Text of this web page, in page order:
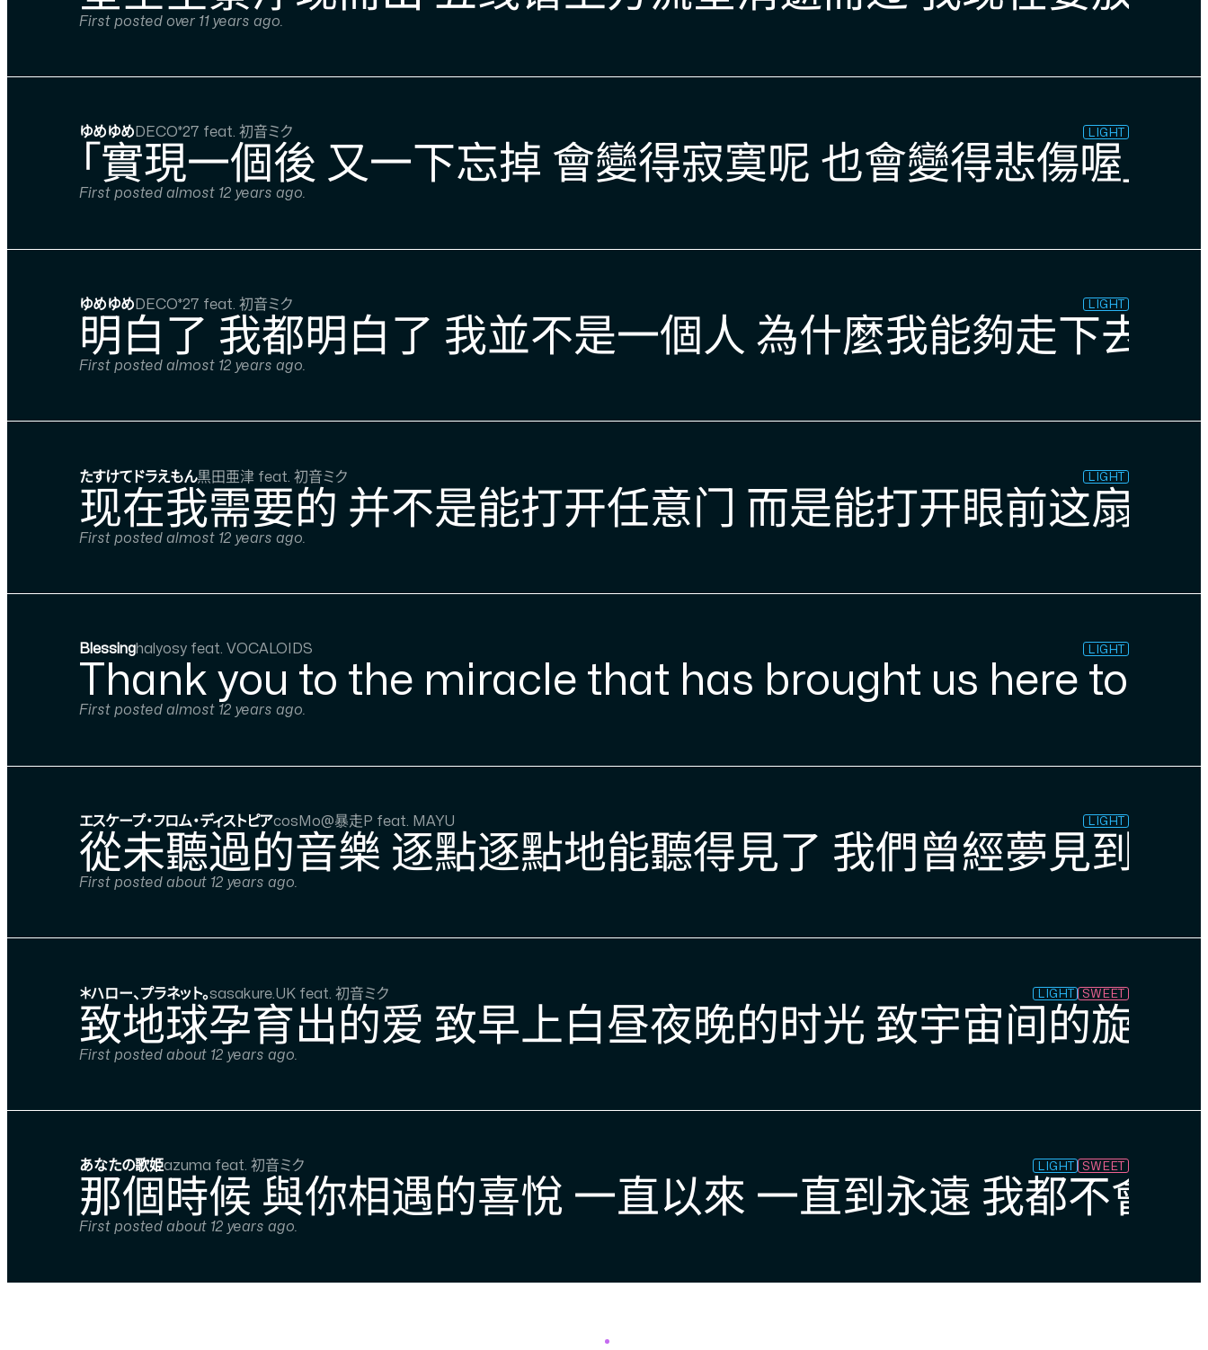
First posted over 11 years ago.
ゆめゆめ DECO*27 feat. 初音ミク LIGHT
「實現一個後 又一下忘掉 會變得寂寞呢 也會變得悲傷喔」
First posted almost 12 years ago.
ゆめゆめ DECO*27 feat. 初音ミク LIGHT
明白了 我都明白了 我並不是一個人 為什麼我能夠走下去
First posted almost 12 years ago.
たすけてドラえもん黒田亜津 feat. 初音ミク LIGHT
现在我需要的 并不是能打开任意门 而是能打开眼前这扇门
First posted almost 12 years ago.
Blessinghalyosy feat. VOCALOIDS LIGHT
Thank you to the miracle that has brought us here
First posted almost 12 years ago.
エスケープ・フロム・ディストピアcosMo@暴走P feat. MAYU LIGHT
從未聽過的音樂 逐點逐點地能聽得見了 我們曾經夢見到的
First posted about 12 years ago.
＊ハロー、プラネット。sasakure.UK feat. 初音ミク LIGHT SWEET
致地球孕育出的爱 致早上白昼夜晚的时光 致宇宙间的旋律
First posted about 12 years ago.
あなたの歌姫azuma feat. 初音ミク LIGHT SWEET
那個時候 與你相遇的喜悅 一直以來 一直到永遠 我都不會忘
First posted about 12 years ago.